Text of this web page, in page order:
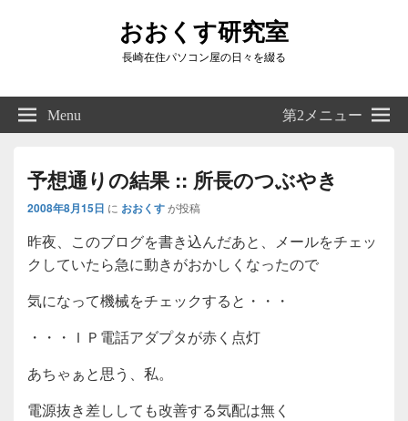
おおくす研究室
長崎在住パソコン屋の日々を綴る
Right
Sidebar
Widget
Menu 第2メニュー
予想通りの結果 :: 所長のつぶやき
2008年8月15日 に おおくすが投稿
昨夜、このブログを書き込んだあと、メールをチェッ
クしていたら急に動きがおかしくなったので
気になって機械をチェックすると・・・
・・・ＩＰ電話アダプタが赤く点灯
あちゃぁと思う、私。
電源抜き差ししても改善する気配は無く